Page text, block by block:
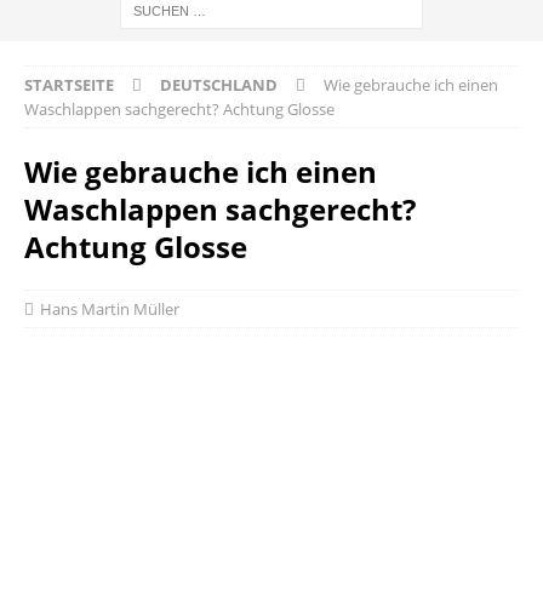
STARTSEITE DEUTSCHLAND
Wie gebrauche ich einen
Waschlappen sachgerecht? Achtung Glosse
Wie gebrauche ich einen
Waschlappen sachgerecht?
Achtung Glosse
Hans Martin Müller